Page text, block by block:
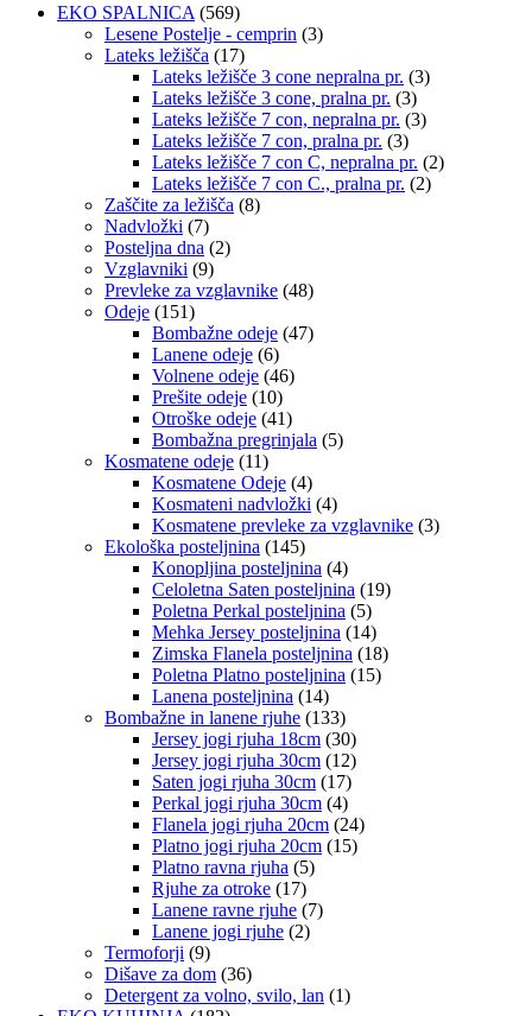
EKO SPALNICA (569)
Lesene Postelje - cemprin (3)
Lateks ležišča (17)
Lateks ležišče 3 cone nepralna pr. (3)
Lateks ležišče 3 cone, pralna pr. (3)
Lateks ležišče 7 con, nepralna pr. (3)
Lateks ležišče 7 con, pralna pr. (3)
Lateks ležišče 7 con C, nepralna pr. (2)
Lateks ležišče 7 con C., pralna pr. (2)
Zaščite za ležišča (8)
Nadvložki (7)
Posteljna dna (2)
Vzglavniki (9)
Prevleke za vzglavnike (48)
Odeje (151)
Bombažne odeje (47)
Lanene odeje (6)
Volnene odeje (46)
Prešite odeje (10)
Otroške odeje (41)
Bombažna pregrinjala (5)
Kosmatene odeje (11)
Kosmatene Odeje (4)
Kosmateni nadvložki (4)
Kosmatene prevleke za vzglavnike (3)
Ekološka posteljnina (145)
Konopljina posteljnina (4)
Celoletna Saten posteljnina (19)
Poletna Perkal posteljnina (5)
Mehka Jersey posteljnina (14)
Zimska Flanela posteljnina (18)
Poletna Platno posteljnina (15)
Lanena posteljnina (14)
Bombažne in lanene rjuhe (133)
Jersey jogi rjuha 18cm (30)
Jersey jogi rjuha 30cm (12)
Saten jogi rjuha 30cm (17)
Perkal jogi rjuha 30cm (4)
Flanela jogi rjuha 20cm (24)
Platno jogi rjuha 20cm (15)
Platno ravna rjuha (5)
Rjuhe za otroke (17)
Lanene ravne rjuhe (7)
Lanene jogi rjuhe (2)
Termoforji (9)
Dišave za dom (36)
Detergent za volno, svilo, lan (1)